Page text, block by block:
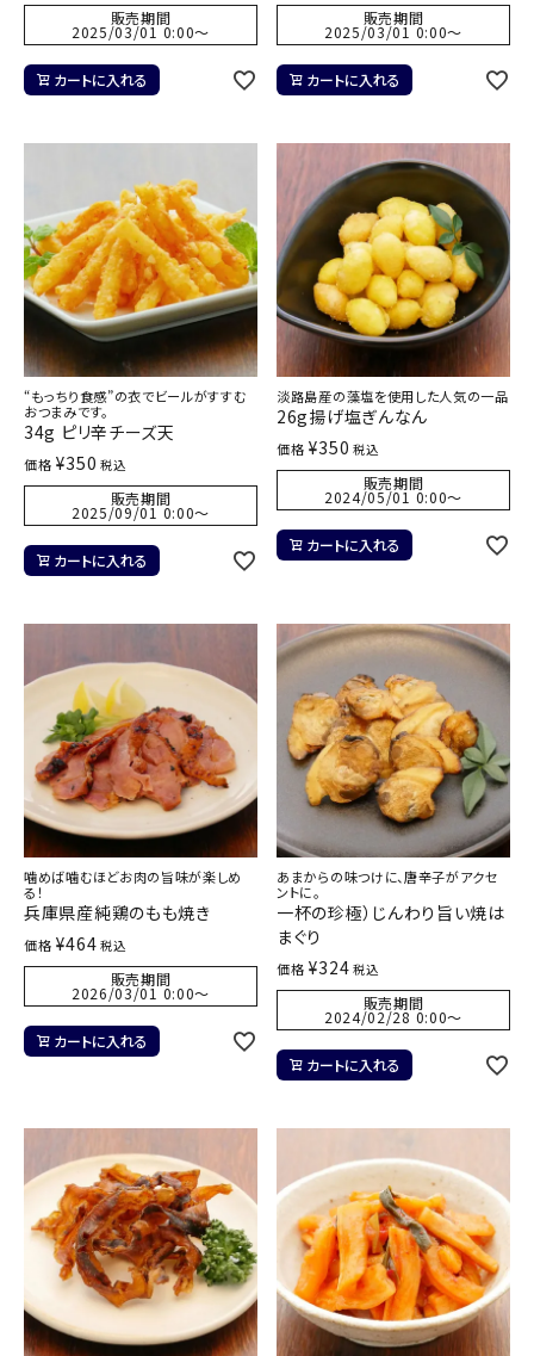
販売期間
2025/03/01 0:00〜
カートに入れる
販売期間
2025/03/01 0:00〜
カートに入れる
“もっちり食感”の衣でビールがすすむ
おつまみです。
34g ピリ辛チーズ天
価格 ¥350 税込
販売期間
2025/09/01 0:00〜
カートに入れる
淡路島産の藻塩を使用した人気の一品
26g揚げ塩ぎんなん
価格 ¥350 税込
販売期間
2024/05/01 0:00〜
カートに入れる
噛めば噛むほどお肉の旨味が楽しめ
る！
兵庫県産純鶏のもも焼き
価格 ¥464 税込
販売期間
2026/03/01 0:00〜
カートに入れる
あまからの味つけに、唐辛子がアクセ
ントに。
一杯の珍極）じんわり旨い焼は
まぐり
価格 ¥324 税込
販売期間
2024/02/28 0:00〜
カートに入れる